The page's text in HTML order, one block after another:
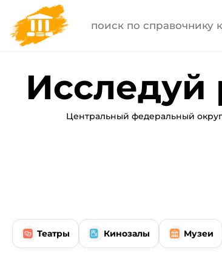
Исследуй
Центральный федеральный
Театры Кинозалы Музеи